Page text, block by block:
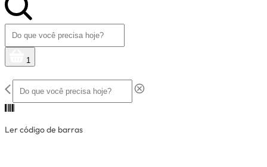
1
Ler código de barras